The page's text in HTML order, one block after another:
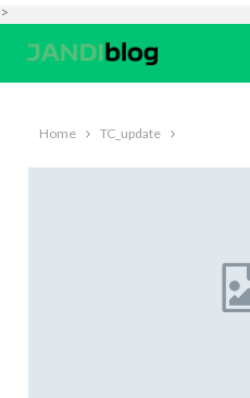
>
Home TC_update